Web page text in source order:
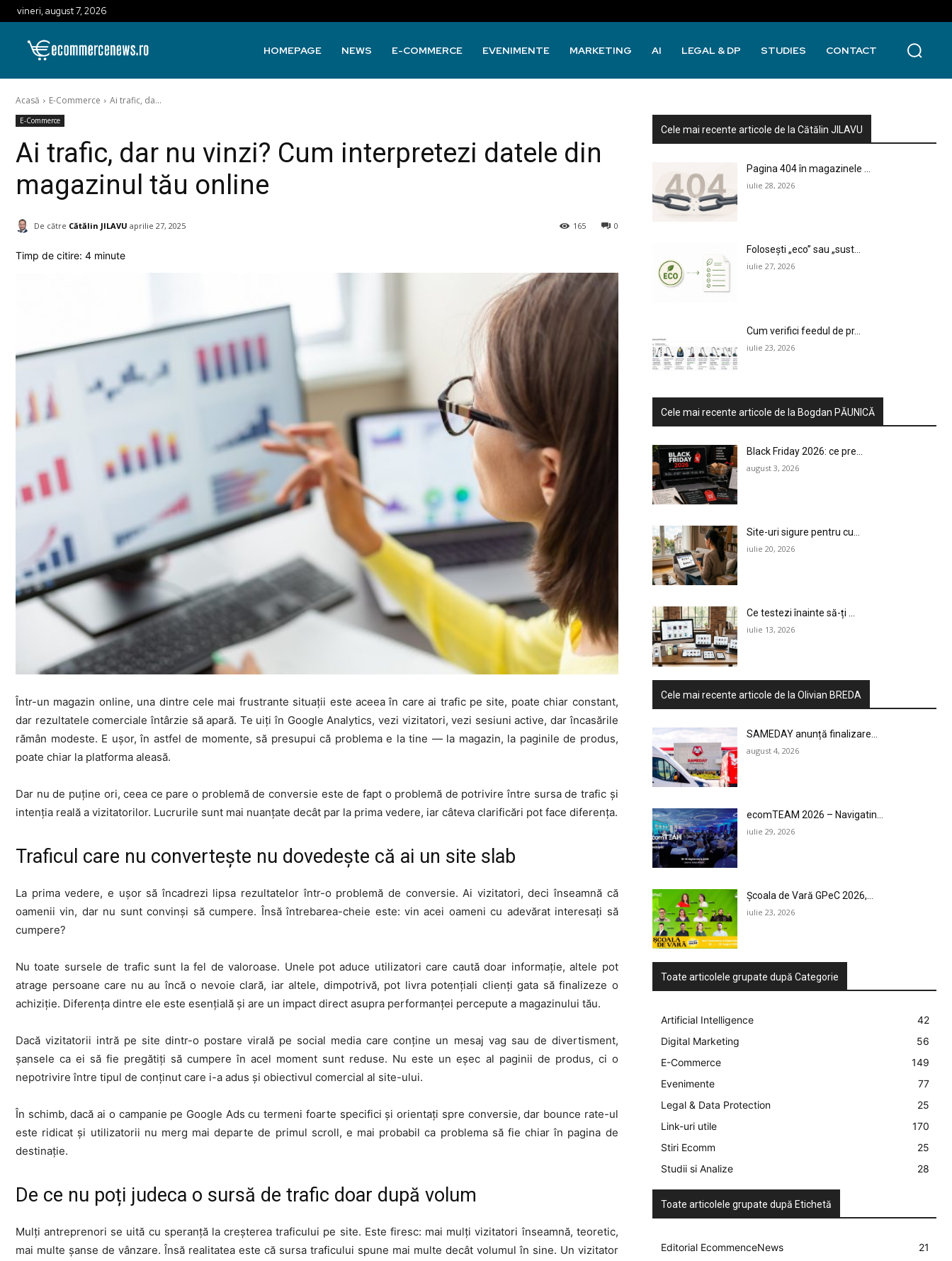
vineri, august 7, 2026
HOMEPAGE NEWS E-COMMERCE EVENIMENTE MARKETING AI LEGAL & DP STUDIES CONTACT
Acasă E-Commerce Ai trafic, da...
E-Commerce
Ai trafic, dar nu vinzi? Cum interpretezi datele din
magazinul tău online
De către Cătălin JILAVU aprilie 27, 2025 0
165
Timp de citire: 4 minute
Într-un magazin online, una dintre cele mai frustrante situații este aceea în care ai trafic pe site, poate chiar constant,
dar rezultatele comerciale întârzie să apară. Te uiți în Google Analytics, vezi vizitatori, vezi sesiuni active, dar încasările
rămân modeste. E ușor, în astfel de momente, să presupui că problema e la tine — la magazin, la paginile de produs,
poate chiar la platforma aleasă.
Dar nu de puține ori, ceea ce pare o problemă de conversie este de fapt o problemă de potrivire între sursa de trafic și
intenția reală a vizitatorilor. Lucrurile sunt mai nuanțate decât par la prima vedere, iar câteva clarificări pot face diferența.
Traficul care nu convertește nu dovedește că ai un site slab
La prima vedere, e ușor să încadrezi lipsa rezultatelor într-o problemă de conversie. Ai vizitatori, deci înseamnă că
oamenii vin, dar nu sunt convinși să cumpere. Însă întrebarea-cheie este: vin acei oameni cu adevărat interesați să
cumpere?
Nu toate sursele de trafic sunt la fel de valoroase. Unele pot aduce utilizatori care caută doar informație, altele pot
atrage persoane care nu au încă o nevoie clară, iar altele, dimpotrivă, pot livra potențiali clienți gata să finalizeze o
achiziție. Diferența dintre ele este esențială și are un impact direct asupra performanței percepute a magazinului tău.
Dacă vizitatorii intră pe site dintr-o postare virală pe social media care conține un mesaj vag sau de divertisment,
șansele ca ei să fie pregătiți să cumpere în acel moment sunt reduse. Nu este un eșec al paginii de produs, ci o
nepotrivire între tipul de conținut care i-a adus și obiectivul comercial al site-ului.
În schimb, dacă ai o campanie pe Google Ads cu termeni foarte specifici și orientați spre conversie, dar bounce rate-ul
este ridicat și utilizatorii nu merg mai departe de primul scroll, e mai probabil ca problema să fie chiar în pagina de
destinație.
De ce nu poți judeca o sursă de trafic doar după volum
Mulți antreprenori se uită cu speranță la creșterea traficului pe site. Este firesc: mai mulți vizitatori înseamnă, teoretic,
mai multe șanse de vânzare. Însă realitatea este că sursa traficului spune mai multe decât volumul în sine. Un vizitator
Cele mai recente articole de la Cătălin JILAVU
Pagina 404 în magazinele ...
iulie 28, 2026
Folosești „eco” sau „sust...
iulie 27, 2026
Cum verifici feedul de pr...
iulie 23, 2026
Cele mai recente articole de la Bogdan PĂUNICĂ
Black Friday 2026: ce pre...
august 3, 2026
Site-uri sigure pentru cu...
iulie 20, 2026
Ce testezi înainte să-ți ...
iulie 13, 2026
Cele mai recente articole de la Olivian BREDA
SAMEDAY anunță finalizare...
august 4, 2026
ecomTEAM 2026 – Navigatin...
iulie 29, 2026
Școala de Vară GPeC 2026,...
iulie 23, 2026
Toate articolele grupate după Categorie
Artificial Intelligence
42
Digital Marketing
56
E-Commerce
149
Evenimente
77
Legal & Data Protection
25
Link-uri utile
170
Stiri Ecomm
25
Studii si Analize
28
Toate articolele grupate după Etichetă
Editorial EcommenceNews
21